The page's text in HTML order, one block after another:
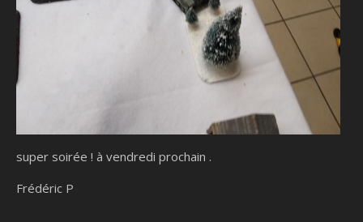
super soirée ! à vendredi prochain .
Frédéric P